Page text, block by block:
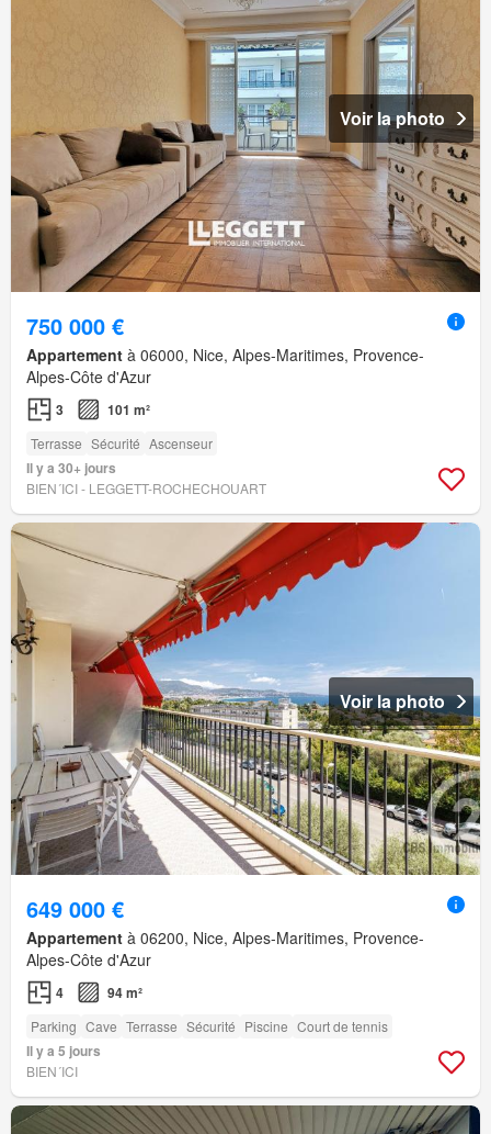
Voir la photo
750 000 €
Appartement à 06000, Nice, Alpes-Maritimes, Provence-
Alpes-Côte d'Azur
3 101 m²
Terrasse Sécurité Ascenseur
Il y a 30+ jours
BIEN´ICI - LEGGETT-ROCHECHOUART
Voir la photo
649 000 €
Appartement à 06200, Nice, Alpes-Maritimes, Provence-
Alpes-Côte d'Azur
4 94 m²
Parking Cave Terrasse Sécurité Piscine Court de tennis
Il y a 5 jours
BIEN´ICI